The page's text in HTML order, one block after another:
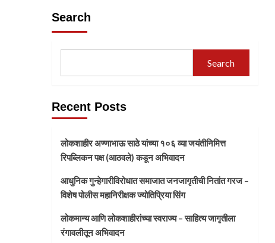
Search
Search
Recent Posts
लोकशाहीर अण्णाभाऊ साठे यांच्या १०६ व्या जयंतीनिमित्त
रिपब्लिकन पक्ष (आठवले) कडून अभिवादन
आधुनिक गुन्हेगारीविरोधात समाजात जनजागृतीची नितांत गरज –
विशेष पोलीस महानिरीक्षक ज्योतिप्रिया सिंग
लोकमान्य आणि लोकशाहीरांच्या स्वराज्य – साहित्य जागृतीला
रंगावलीतून अभिवादन